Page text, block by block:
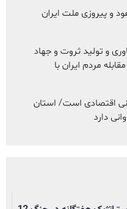
و پیروزی ملت ایران
و تولید ثروت و جهاد
مردم ایران با
اقتصادی است/ استان
دارد